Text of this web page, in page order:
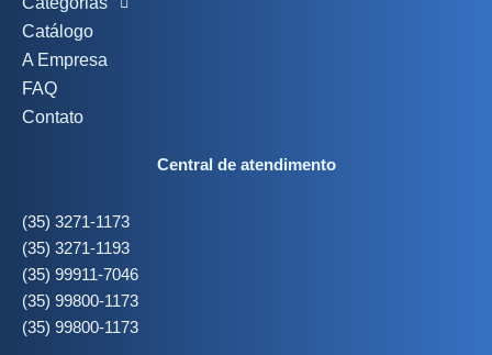
Catálogo
A Empresa
FAQ
Contato
Central de atendimento
(35) 3271-1173
(35) 3271-1193
(35) 99911-7046
(35) 99800-1173
(35) 99800-1173